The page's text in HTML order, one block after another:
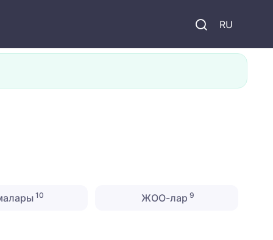
RU
10 ЖОО-лар 9